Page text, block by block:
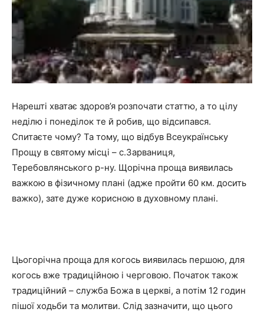
Нарешті хватає здоров’я розпочати статтю, а то цілу
неділю і понеділок те й робив, що відсипався.
Спитаєте чому? Та тому, що відбув Всеукраїнську
Прощу в святому місці – с.Зарваниця,
Теребовлянського р-ну. Щорічна проща виявилась
важкою в фізичному плані (адже пройти 60 км. досить
важко), зате дуже корисною в духовному плані.
Цьогорічна проща для когось виявилась першою, для
когось вже традиційною і черговою. Початок також
традиційний – служба Божа в церкві, а потім 12 годин
пішої ходьби та молитви. Слід зазначити, що цього